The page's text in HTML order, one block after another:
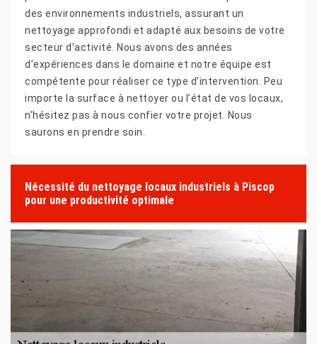
des environnements industriels, assurant un
nettoyage approfondi et adapté aux besoins de votre
secteur d'activité. Nous avons des années
d’expériences dans le domaine et notre équipe est
compétente pour réaliser ce type d’intervention. Peu
importe la surface à nettoyer ou l’état de vos locaux,
n’hésitez pas à nous confier votre projet. Nous
saurons en prendre soin.
Nécessité du nettoyage locaux industriels à Piscop
pour une productivité optimale